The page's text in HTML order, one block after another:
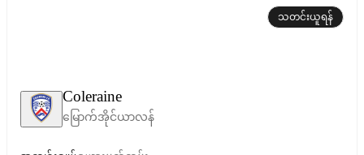
Coleraine
မြောက်အိုင်ယာလန်
သတင်းယူရန်